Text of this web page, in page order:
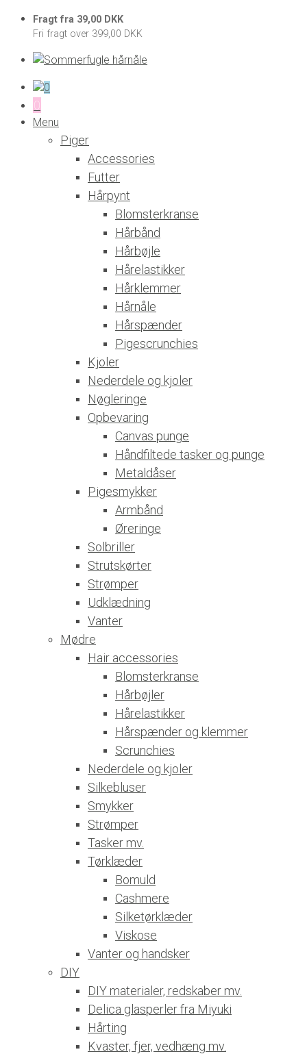
Fragt fra 39,00 DKK
Fri fragt over 399,00 DKK
0
0
Menu
Piger
Accessories
Futter
Hårpynt
Blomsterkranse
Hårbånd
Hårbøjle
Hårelastikker
Hårklemmer
Hårnåle
Hårspænder
Pigescrunchies
Kjoler
Nederdele og kjoler
Nøgleringe
Opbevaring
Canvas punge
Håndfiltede tasker og punge
Metaldåser
Pigesmykker
Armbånd
Øreringe
Solbriller
Strutskørter
Strømper
Udklædning
Vanter
Mødre
Hair accessories
Blomsterkranse
Hårbøjler
Hårelastikker
Hårspænder og klemmer
Scrunchies
Nederdele og kjoler
Silkebluser
Smykker
Strømper
Tasker mv.
Tørklæder
Bomuld
Cashmere
Silketørklæder
Viskose
Vanter og handsker
DIY
DIY materialer, redskaber mv.
Delica glasperler fra Miyuki
Hårting
Kvaster, fjer, vedhæng mv.